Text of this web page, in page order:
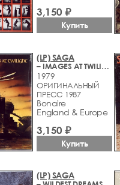
3,150 ₽
Купить
(LP) SAGA
– IMAGES AT TWILIGHT
1979
ОРИГИНАЛЬНЫЙ
ПРЕСС 1987
Bonaire
England & Europe
3,150 ₽
Купить
(LP) SAGA